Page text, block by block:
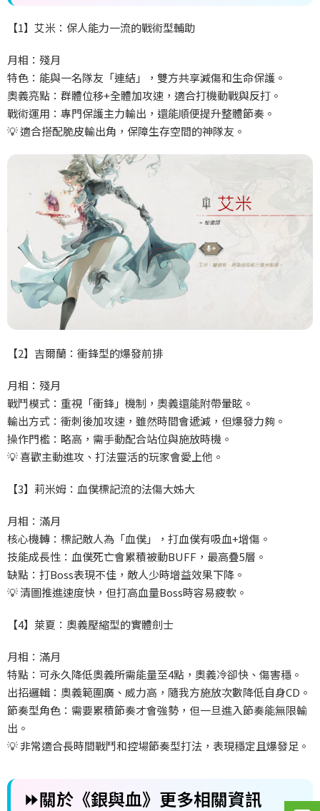
【1】艾米：保人能力一流的戰術型輔助
月相：殘月
特色：能與一名隊友「連結」，雙方共享減傷和生命保護。
奧義亮點：群體位移+全體加攻速，適合打機動戰與反打。
戰術運用：專門保護主力輸出，還能順便提升整體節奏。
💡 適合搭配脆皮輸出角，保障生存空間的神隊友。
【2】吉爾蘭：衝鋒型的爆發前排
月相：殘月
戰鬥模式：重視「衝鋒」機制，奧義還能附帶暈眩。
輸出方式：衝刺後加攻速，雖然時間會遞減，但爆發力夠。
操作門檻：略高，需手動配合站位與施放時機。
💡 喜歡主動進攻、打法靈活的玩家會愛上他。
【3】莉米姆：血僕標記流的法傷大姊大
月相：滿月
核心機轉：標記敵人為「血僕」，打血僕有吸血+增傷。
技能成長性：血僕死亡會累積被動BUFF，最高疊5層。
缺點：打Boss表現不佳，敵人少時增益效果下降。
💡 清圖推進速度快，但打高血量Boss時容易疲軟。
【4】萊夏：奧義壓縮型的實體劍士
月相：滿月
特點：可永久降低奧義所需能量至4點，奧義冷卻快、傷害穩。
出招邏輯：奧義範圍廣、威力高，隨我方施放次數降低自身CD。
節奏型角色：需要累積節奏才會強勢，但一旦進入節奏能無限輸
出。
💡 非常適合長時間戰鬥和控場節奏型打法，表現穩定且爆發足。
⏩關於《銀與血》更多相關資訊